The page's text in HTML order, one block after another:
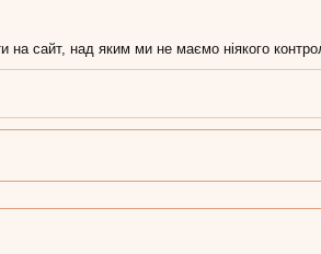
на сайт, над яким ми не маємо ніякого